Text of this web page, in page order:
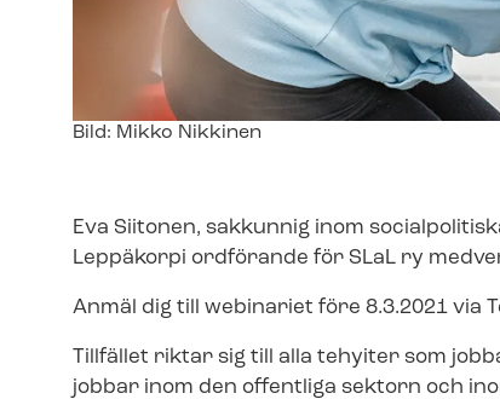
Image
Bild: Mikko Nikkinen
Eva Siitonen, sakkunnig inom
Leppäkorpi ordförande för SLaL ry
Anmäl dig till webinariet före 8.3.2021 via
Tillfället riktar sig till alla tehyiter som
jobbar inom den offentliga sektorn och